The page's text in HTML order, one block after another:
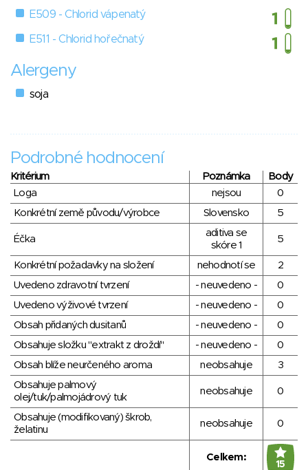
E509 - Chlorid vápenatý
E511 - Chlorid hořečnatý
Alergeny
soja
Podrobné hodnocení
Kritérium Poznámka
Body
Loga
nejsou
0
Konkrétní země původu/výrobce
Slovensko 5
Éčka
aditiva se
skóre 1
5
Konkrétní požadavky na složení nehodnotí se
2
Uvedeno zdravotní tvrzení
- neuvedeno -
0
Uvedeno výživové tvrzení
- neuvedeno -
0
Obsah přidaných dusitanů
- neuvedeno -
0
Obsahuje složku "extrakt z droždí"
- neuvedeno -
0
Obsah blíže neurčeného aroma
neobsahuje
3
Obsahuje palmový
olej/tuk/palmojádrový tuk
neobsahuje 0
Obsahuje (modifikovaný) škrob,
želatinu
neobsahuje 0
Celkem:
15